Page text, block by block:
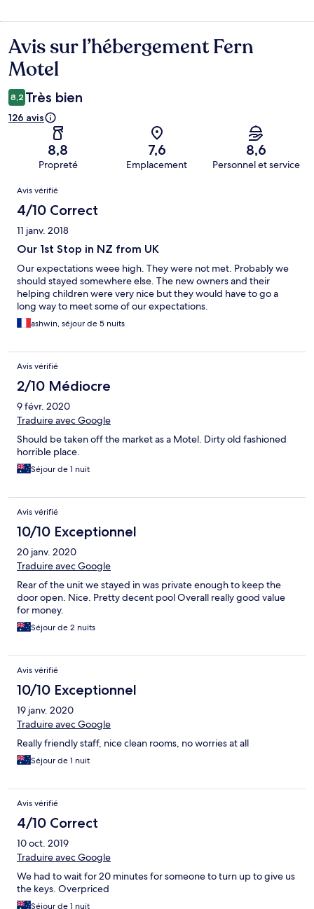
Avis
Avis sur l’hébergement Fern
Motel
8,2 Très bien
126 avis
8,8
Propreté
7,6
Emplacement
8,6
Personnel et service
Avis
Avis vérifié
4/10 Correct
11 janv. 2018
Our 1st Stop in NZ from UK
Our expectations weee high. They were not met. Probably we
should stayed somewhere else. The new owners and their
helping children were very nice but they would have to go a
long way to meet some of our expectations.
ashwin, séjour de 5 nuits
Avis vérifié
2/10 Médiocre
9 févr. 2020
Traduire avec Google
Should be taken off the market as a Motel. Dirty old fashioned
horrible place.
Séjour de 1 nuit
Avis vérifié
10/10 Exceptionnel
20 janv. 2020
Traduire avec Google
Rear of the unit we stayed in was private enough to keep the
door open. Nice. Pretty decent pool Overall really good value
for money.
Séjour de 2 nuits
Avis vérifié
10/10 Exceptionnel
19 janv. 2020
Traduire avec Google
Really friendly staff, nice clean rooms, no worries at all
Séjour de 1 nuit
Avis vérifié
4/10 Correct
10 oct. 2019
Traduire avec Google
We had to wait for 20 minutes for someone to turn up to give us
the keys. Overpriced
Séjour de 1 nuit